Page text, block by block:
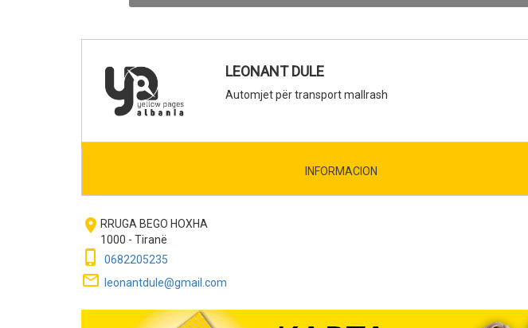
LEONANT DULE
Automjet për transport mallrash
INFORMACION
room RRUGA BEGO HOXHA
1000 - Tiranë
phone_iphone 0682205235
mail_outline leonantdule@gmail.com